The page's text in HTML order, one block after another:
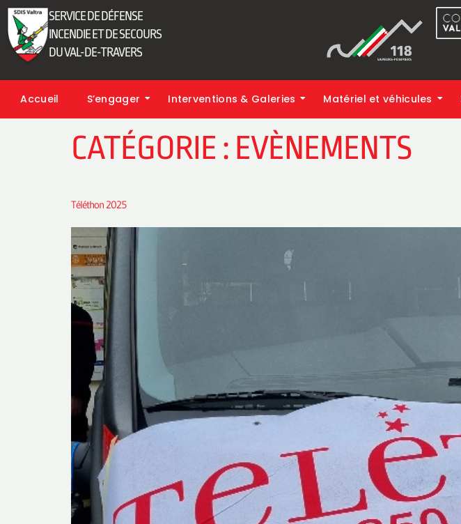
SERVICE DE DÉFENSE
INCENDIE ET DE SECOURS
DU VAL-DE-TRAVERS
Accueil S’engager Interventions & Galeries Matériel et véhicules
CATÉGORIE : EVÈNEMENTS
Téléthon 2025